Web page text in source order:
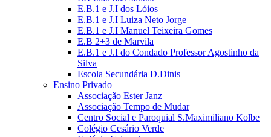
E.B.1 e J.I dos Lóios
E.B.1 e J.I Luiza Neto Jorge
E.B.1 e J.I Manuel Teixeira Gomes
E.B 2+3 de Marvila
E.B.1 e J.I do Condado Professor Agostinho da
Silva
Escola Secundária D.Dinis
Ensino Privado
Associação Ester Janz
Associação Tempo de Mudar
Centro Social e Paroquial S.Maximiliano Kolbe
Colégio Cesário Verde